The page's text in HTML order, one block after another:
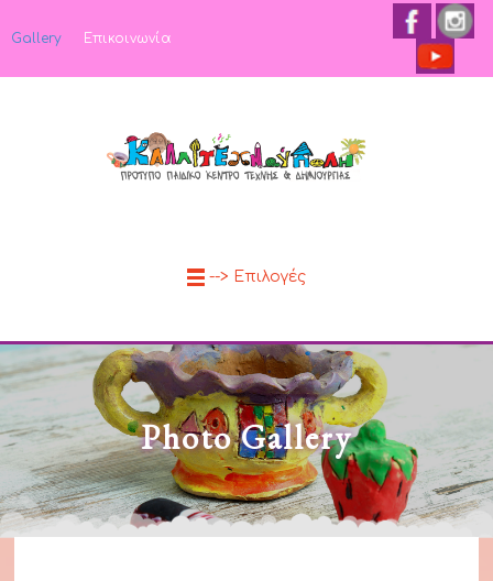
Gallery Επικοινωνία
--> Επιλογές
Photo Gallery